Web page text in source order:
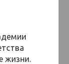
жизни.